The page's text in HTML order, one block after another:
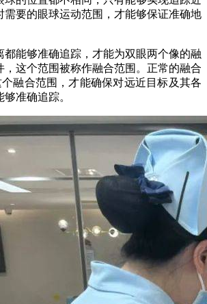
需要的眼球运动范围，才能够保证准确地
都能够准确追踪，才能为双眼两个像的融
，这个范围被称作融合范围。正常的融合
个融合范围，才能确保对远近目标及其各
准确追踪。